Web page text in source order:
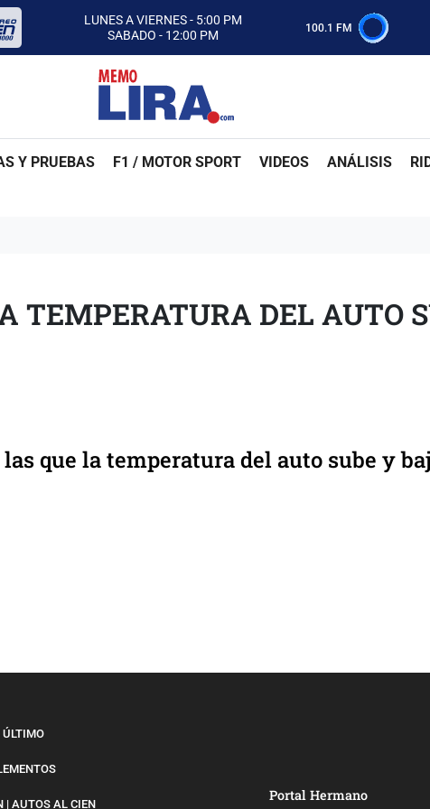
LUNES A VIERNES - 5:00 PM
SABADO - 12:00 PM
ESCUCHA AUTOS AL CIEN
CON MEMO LIRA Y SU EQUIPO
LUNES A VIERNES - 5:00 PM
SABADO - 12:00 PM
100.1 FM
Y PRUEBAS F1 / MOTOR SPORT VIDEOS ANÁLISIS
TEMPERATURA DEL AUTO
las que la temperatura del auto sube y
ÚLTIMO
| AUTOS AL CIEN
Portal Hermano